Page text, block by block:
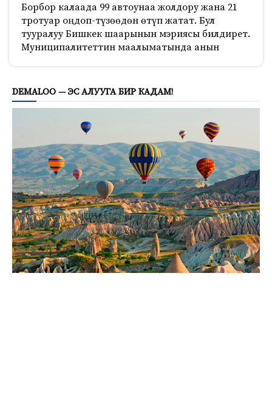
Борбор калаада 99 автоунаа жолдору жана 21
тротуар оңдоп-түзөөдөн өтүп жатат. Бул
тууралуу Бишкек шаарынын мэриясы билдирет.
Муниципалитеттин маалыматында анын
DEMALOO — ЭС АЛУУГА БИР КАДАМ!